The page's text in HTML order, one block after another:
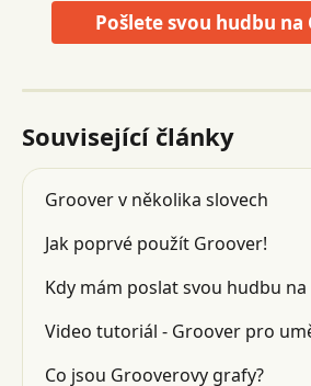
Pošlete svou hudbu na
Související články
Groover v několika slovech
Jak poprvé použít Groover!
Kdy mám poslat svou hudbu
Video tutoriál - Groover pro
Co jsou Grooverovy grafy?